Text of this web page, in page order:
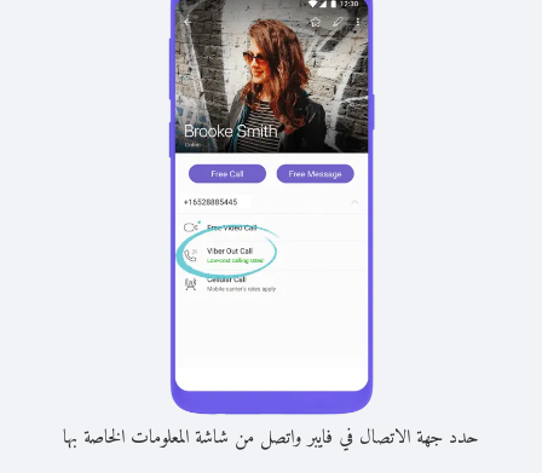
حدد جهة الاتصال في فايبر واتصل من شاشة المعلومات الخاصة بها